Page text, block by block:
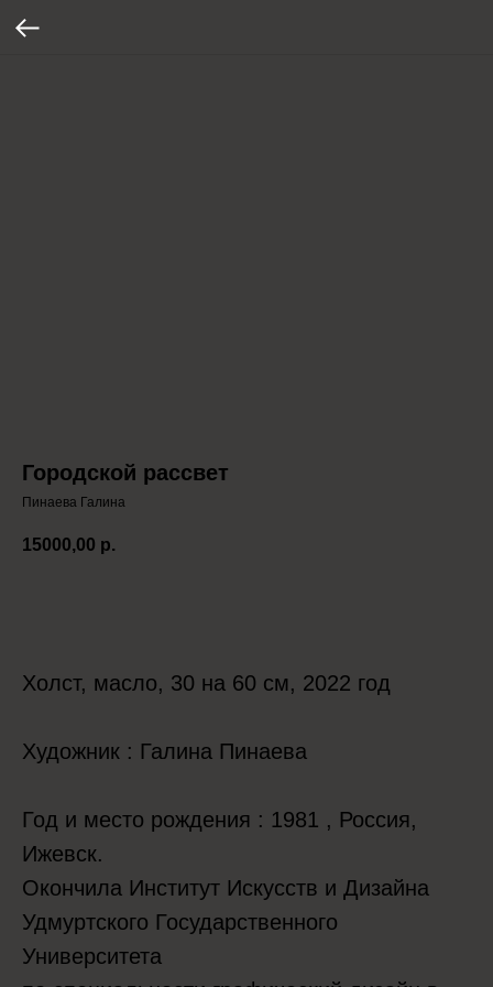
Городской рассвет
Пинаева Галина
15000,00 р.
Холст, масло, 30 на 60 см, 2022 год
Художник : Галина Пинаева
Год и место рождения : 1981 , Россия,
Ижевск.
Окончила Институт Искусств и Дизайна
Удмуртского Государственного
Университета